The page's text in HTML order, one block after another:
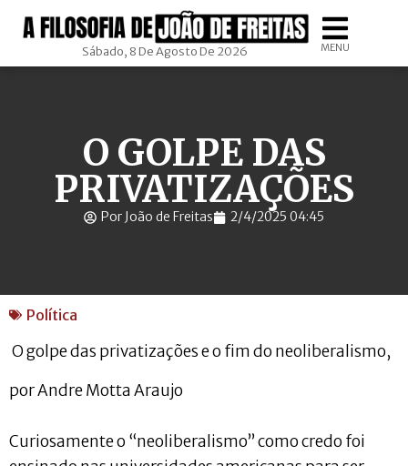
Sábado, 8 De Agosto De 2026 MENU
O GOLPE DAS
PRIVATIZAÇÕES
Por João de Freitas 2/4/2025 04:45
Política
O golpe das privatizações e o fim do neoliberalismo,
por Andre Motta Araujo
Curiosamente o “neoliberalismo” como credo foi